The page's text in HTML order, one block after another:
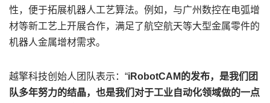
性，便于拓展机器人工艺算法。例如，与广州数控在电弧增
材等新工艺上开展合作，满足了航空航天等大型金属零件的
机器人金属增材需求。
越擎科技创始人团队表示：“iRobotCAM的发布，是我们团
队多年努力的结晶，也是我们对于工业自动化领域做的一点